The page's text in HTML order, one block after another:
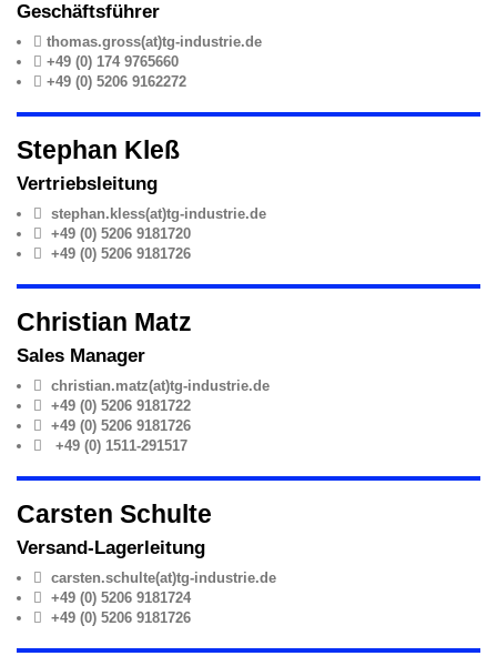
Geschäftsführer
thomas.gross(at)tg-industrie.de
+49 (0) 174 9765660
+49 (0) 5206 9162272
Stephan Kleß
Vertriebsleitung
stephan.kless(at)tg-industrie.de
+49 (0) 5206 9181720
+49 (0) 5206 9181726
Christian Matz
Sales Manager
christian.matz(at)tg-industrie.de
+49 (0) 5206 9181722
+49 (0) 5206 9181726
+49 (0) 1511-291517
Carsten Schulte
Versand-Lagerleitung
carsten.schulte(at)tg-industrie.de
+49 (0) 5206 9181724
+49 (0) 5206 9181726